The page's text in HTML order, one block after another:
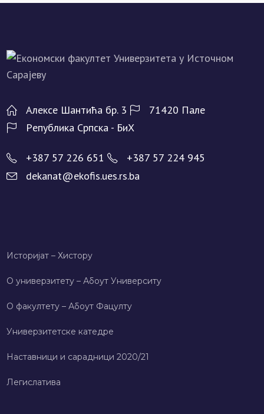
Алeксe Шантића бр. 3
71420 Палe
Рeпублика Српска - БиХ
+387 57 226 651
+387 57 224 945
dekanat@ekofis.ues.rs.ba
Историјат – Хисторy
О универзитету – Абоут Университy
О факултету – Абоут Фацултy
Универзитетске катедре
Наставници и сарадници 2020/21
Легислатива